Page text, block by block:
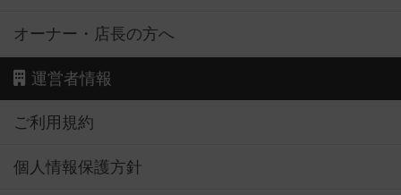
オーナー・店長の方へ
運営者情報
ご利用規約
個人情報保護方針